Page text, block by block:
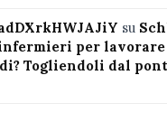
su
per
Togliendoli dal